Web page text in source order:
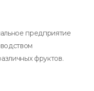
предприятие
фруктов.